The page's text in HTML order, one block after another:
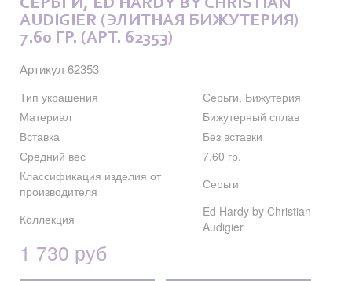
СЕРЬГИ, ED HARDY BY CHRISTIAN
AUDIGIER (ЭЛИТНАЯ БИЖУТЕРИЯ)
7.60 ГР. (АРТ. 62353)
Артикул 62353
Тип украшения
Серьги, Бижутерия
Материал
Бижутерный сплав
Вставка
Без вставки
Средний вес
7.60 гр.
Классификация изделия от
производителя
Серьги
Коллекция
Ed Hardy by Christian
Audigier
1 730 руб